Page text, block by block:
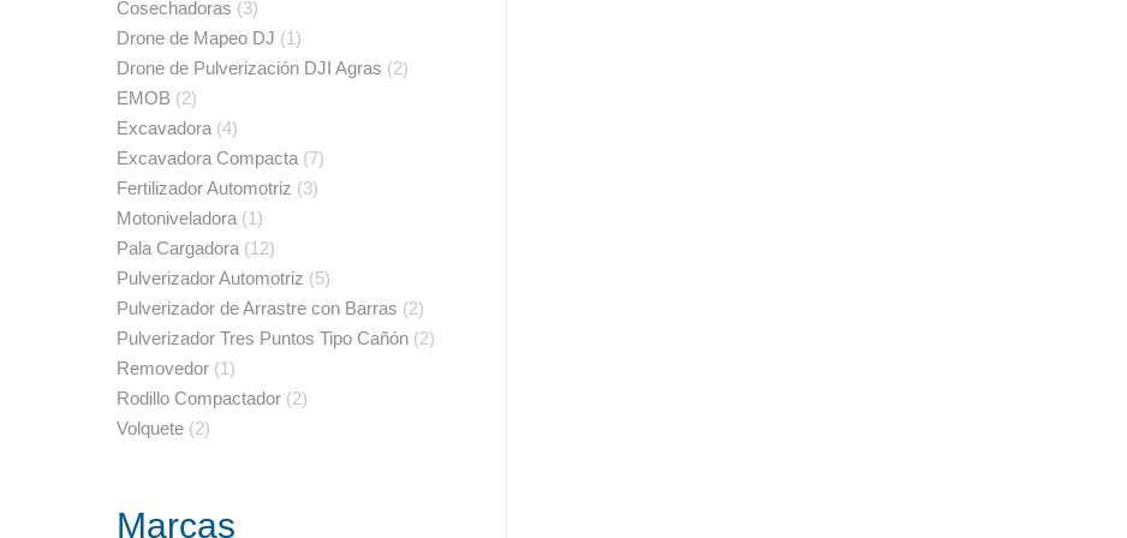
Cosechadoras (3)
Drone de Mapeo DJ (1)
Drone de Pulverización DJI Agras (2)
EMOB (2)
Excavadora (4)
Excavadora Compacta (7)
Fertilizador Automotriz (3)
Motoniveladora (1)
Pala Cargadora (12)
Pulverizador Automotriz (5)
Pulverizador de Arrastre con Barras (2)
Pulverizador Tres Puntos Tipo Cañón (2)
Removedor (1)
Rodillo Compactador (2)
Volquete (2)
Marcas